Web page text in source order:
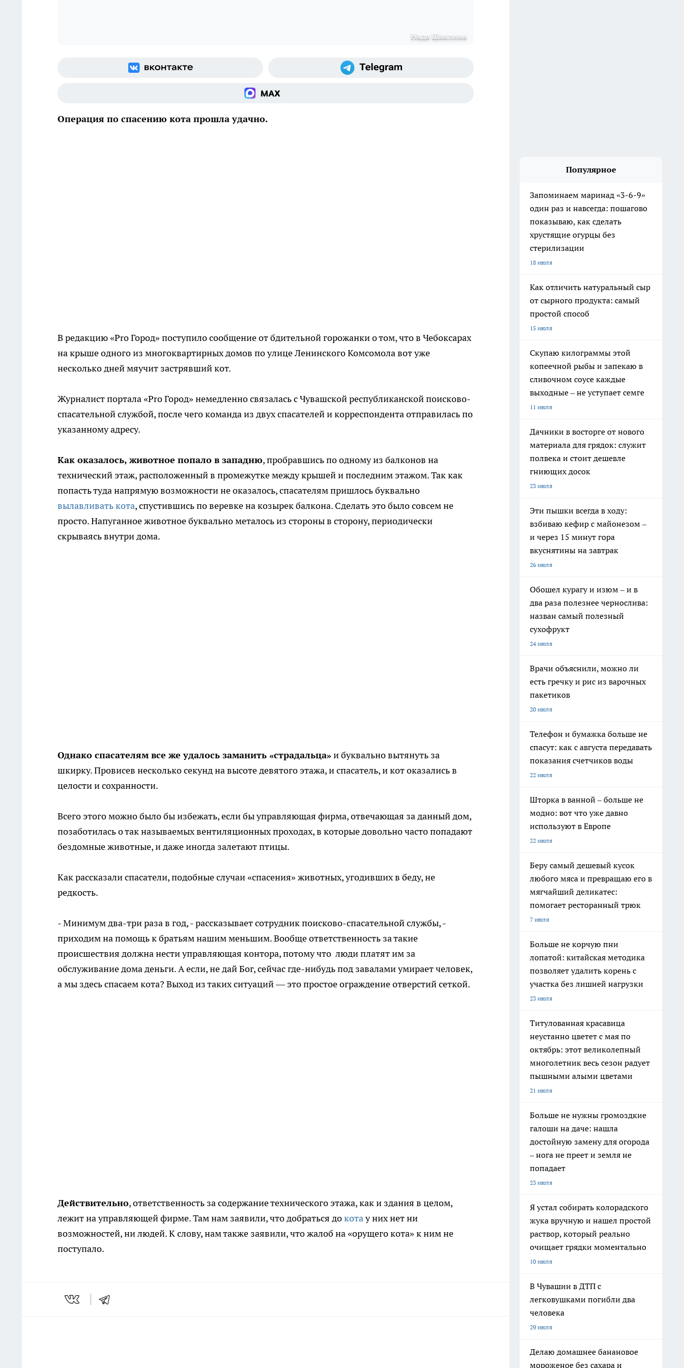
Надя Шаклина
Операция по спасению кота прошла удачно.
В редакцию «Pro Город» поступило сообщение от бдительной горожанки о том, что в Чебоксарах
на крыше одного из многоквартирных домов по улице Ленинского Комсомола вот уже
несколько дней мяучит застрявший кот.
Журналист портала «Pro Город» немедленно связалась с Чувашской республиканской поисково-
спасательной службой, после чего команда из двух спасателей и корреспондента отправилась по
указанному адресу.
Как оказалось, животное попало в западню, пробравшись по одному из балконов на
технический этаж, расположенный в промежутке между крышей и последним этажом. Так как
попасть туда напрямую возможности не оказалось, спасателям пришлось буквально
вылавливать кота, спустившись по веревке на козырек балкона. Сделать это было совсем не
просто. Напуганное животное буквально металось из стороны в сторону, периодически
скрываясь внутри дома.
Однако спасателям все же удалось заманить «страдальца» и буквально вытянуть за
шкирку. Провисев несколько секунд на высоте девятого этажа, и спасатель, и кот оказались в
целости и сохранности.
Всего этого можно было бы избежать, если бы управляющая фирма, отвечающая за данный дом,
позаботилась о так называемых вентиляционных проходах, в которые довольно часто попадают
бездомные животные, и даже иногда залетают птицы.
Как рассказали спасатели, подобные случаи «спасения» животных, угодивших в беду, не
редкость.
- Минимум два-три раза в год, - рассказывает сотрудник поисково-спасательной службы, -
приходим на помощь к братьям нашим меньшим. Вообще ответственность за такие
происшествия должна нести управляющая контора, потому что люди платят им за
обслуживание дома деньги. А если, не дай Бог, сейчас где-нибудь под завалами умирает человек,
а мы здесь спасаем кота? Выход из таких ситуаций — это простое ограждение отверстий сеткой.
Действительно, ответственность за содержание технического этажа, как и здания в целом,
лежит на управляющей фирме. Там нам заявили, что добраться докотау них нет ни
возможностей, ни людей. К слову, нам также заявили, что жалоб на «орущего кота» к ним не
поступало.
Популярное
Запоминаем маринад «3-6-9»
один раз и навсегда: пошагово
показываю, как сделать
хрустящие огурцы без
стерилизации
18 июля
Как отличить натуральный сыр
от сырного продукта: самый
простой способ
15 июля
Скупаю килограммы этой
копеечной рыбы и запекаю в
сливочном соусе каждые
выходные – не уступает семге
11 июля
Дачники в восторге от нового
материала для грядок: служит
полвека и стоит дешевле
гниющих досок
23 июля
Эти пышки всегда в ходу:
взбиваю кефир с майонезом –
и через 15 минут гора
вкуснятины на завтрак
26 июля
Обошел курагу и изюм – и в
два раза полезнее чернослива:
назван самый полезный
сухофрукт
24 июля
Врачи объяснили, можно ли
есть гречку и рис из варочных
пакетиков
20 июля
Телефон и бумажка больше не
спасут: как с августа передавать
показания счетчиков воды
22 июля
Шторка в ванной – больше не
модно: вот что уже давно
используют в Европе
22 июля
Беру самый дешевый кусок
любого мяса и превращаю его в
мягчайший деликатес:
помогает ресторанный трюк
7 июля
Больше не корчую пни
лопатой: китайская методика
позволяет удалить корень с
участка без лишней нагрузки
23 июля
Титулованная красавица
неустанно цветет с мая по
октябрь: этот великолепный
многолетник весь сезон радует
пышными алыми цветами
21 июля
Больше не нужны громоздкие
галоши на даче: нашла
достойную замену для огорода
– нога не преет и земля не
попадает
23 июля
Я устал собирать колорадского
жука вручную и нашел простой
раствор, который реально
очищает грядки моментально
10 июля
В Чувашии в ДТП с
легковушками погибли два
человека
29 июля
Делаю домашнее банановое
мороженое без сахара и